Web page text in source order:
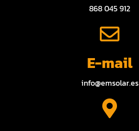
868 045 912
E-mail
info@emsolar.es